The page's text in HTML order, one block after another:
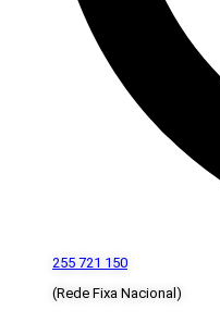
255 721 150
(Rede Fixa Nacional)